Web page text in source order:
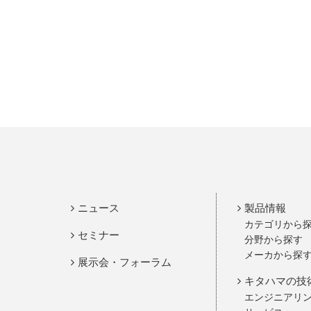
ニュース
セミナー
展示会・フォーラム
製品情報
カテゴリから
分野から探す
メーカから探
キタハマの技
エンジニアリ